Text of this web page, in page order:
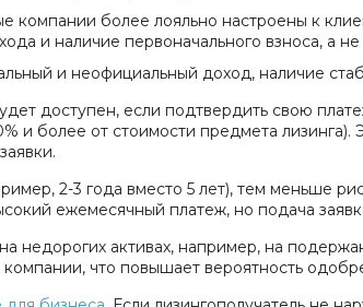
компании более лояльно настроены к
и наличие первоначального взноса, а
и неофициальный доход, наличие
доступен, если подтвердить свою
и более от стоимости предмета лизинга).
2-3 года вместо 5 лет), тем меньше
ежемесячный платеж, но подача
недорогих активах, например, на
что повышает вероятность